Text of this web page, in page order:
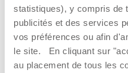
statistiques), y compris de
publicités et des services
vos préférences ou afin
le site. En cliquant sur
au placement de tous les
AJOUTER